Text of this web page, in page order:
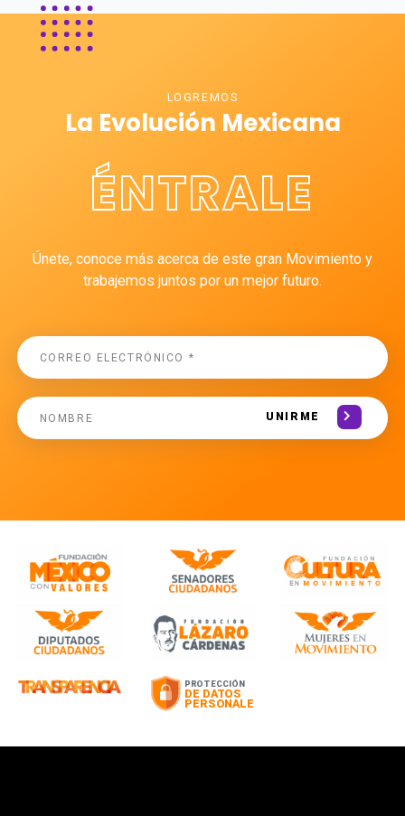
LOGREMOS
La Evolución Mexicana
ÉNTRALE
Únete, conoce más acerca de este gran Movimiento y
trabajemos juntos por un mejor futuro.
UNIRME